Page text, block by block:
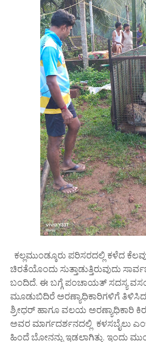
ಕಲ್ಲಮುಂಡ್ಕೂರು ಪರಿಸರದಲ್ಲಿ ಕಳೆದ
ಚಿರತೆಯೊಂದು ಸುತ್ತಾಡುತ್ತಿರುವುದು
ಬಂದಿದೆ. ಈ ಬಗ್ಗೆ ಪಂಚಾಯತ್ ಸದಸ್ಯ
ಮೂಡುಬಿದಿರೆ ಅರಣ್ಯಾಧಿಕಾರಿಗಳಿಗೆ
ಶ್ರೀಧರ್ ಹಾಗೂ ವಲಯ ಅರಣ್ಯಾಧಿಕಾರಿ
ಅವರ ಮಾರ್ಗದರ್ಶನದಲ್ಲಿ ಕಳಸಬೈಲು
ಹಿಂದೆ ಬೋನನ್ನು ಇಡಲಾಗಿತ್ತು. ಇಂದು